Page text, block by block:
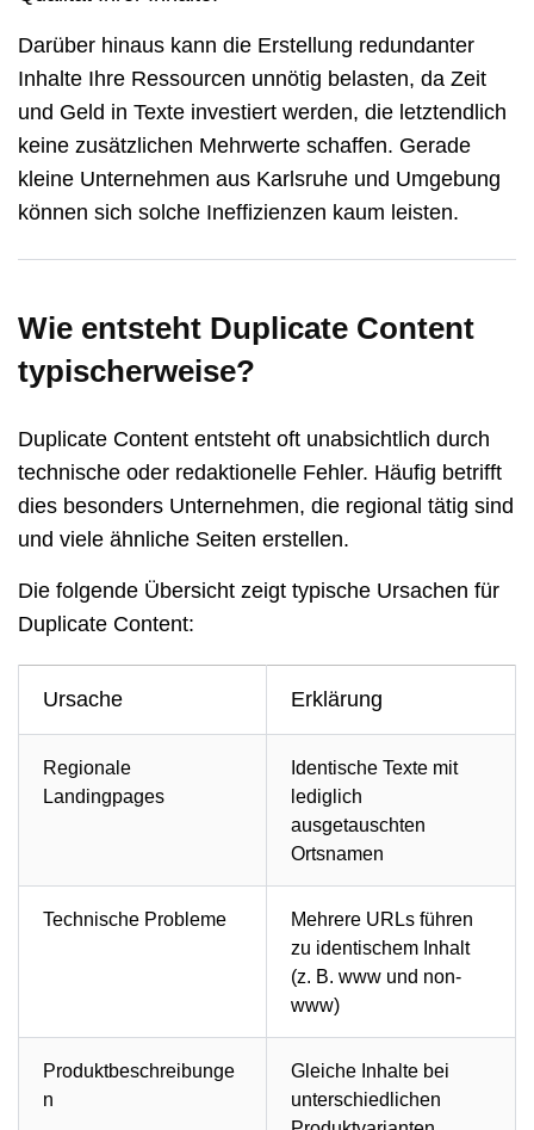
Darüber hinaus kann die Erstellung redundanter
Inhalte Ihre Ressourcen unnötig belasten, da Zeit
und Geld in Texte investiert werden, die letztendlich
keine zusätzlichen Mehrwerte schaffen. Gerade
kleine Unternehmen aus Karlsruhe und Umgebung
können sich solche Ineffizienzen kaum leisten.
Wie entsteht Duplicate Content
typischerweise?
Duplicate Content entsteht oft unabsichtlich durch
technische oder redaktionelle Fehler. Häufig betrifft
dies besonders Unternehmen, die regional tätig sind
und viele ähnliche Seiten erstellen.
Die folgende Übersicht zeigt typische Ursachen für
Duplicate Content:
Ursache Erklärung
Regionale
Landingpages
Identische Texte mit
lediglich
ausgetauschten
Ortsnamen
Technische Probleme
Mehrere URLs führen
zu identischem Inhalt
(z. B. www und non-
www)
Produktbeschreibunge
n
Gleiche Inhalte bei
unterschiedlichen